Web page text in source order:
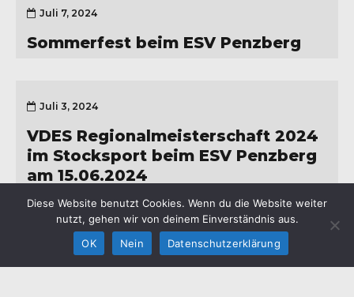
Juli 7, 2024
Sommerfest beim ESV Penzberg
Juli 3, 2024
VDES Regionalmeisterschaft 2024
im Stocksport beim ESV Penzberg
am 15.06.2024
© ESV Penzberg e.V.
Impressum Verein Datenschutzerklärung
Diese Website benutzt Cookies. Wenn du die Website weiter
nutzt, gehen wir von deinem Einverständnis aus.
OK
Nein Datenschutzerklärung